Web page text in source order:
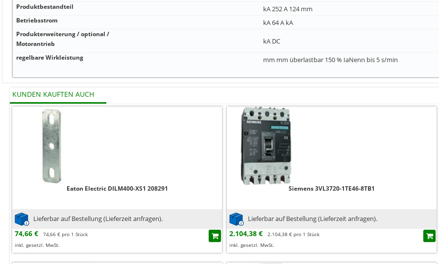
Produktbestandteil kA 252 A 124 mm
Betriebsstrom kA 64 A kA
Produkterweiterung / optional /
Motorantrieb
kA DC
regelbare Wirkleistung mm mm überlastbar 150 % IaNenn bis 5 s/min
KUNDEN KAUFTEN AUCH
Eaton Electric DILM400-XS1 208291
Lieferbar auf Bestellung (Lieferzeit anfragen).
74,66 €
74,66 € pro 1 Stück
inkl. gesetzl. MwSt.
Siemens 3VL3720-1TE46-8TB1
Lieferbar auf Bestellung (Lieferzeit anfragen).
2.104,38 €
2.104,38 € pro 1 Stück
inkl. gesetzl. MwSt.